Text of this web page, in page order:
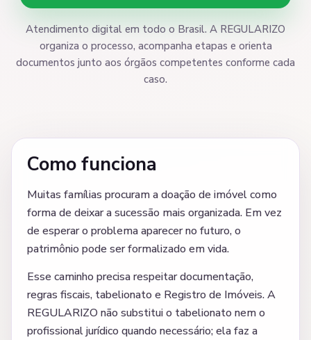
Atendimento digital em todo o Brasil. A REGULARIZO
organiza o processo, acompanha etapas e orienta
documentos junto aos órgãos competentes conforme cada
caso.
Como funciona
Muitas famílias procuram a doação de imóvel como
forma de deixar a sucessão mais organizada. Em vez
de esperar o problema aparecer no futuro, o
patrimônio pode ser formalizado em vida.
Esse caminho precisa respeitar documentação,
regras fiscais, tabelionato e Registro de Imóveis. A
REGULARIZO não substitui o tabelionato nem o
profissional jurídico quando necessário; ela faz a